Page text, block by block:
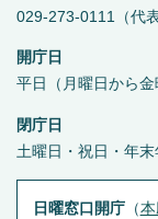
029-273-0111（代表
開庁日
平日（月曜日から
閉庁日
土曜日・祝日・年
日曜窓口開庁（